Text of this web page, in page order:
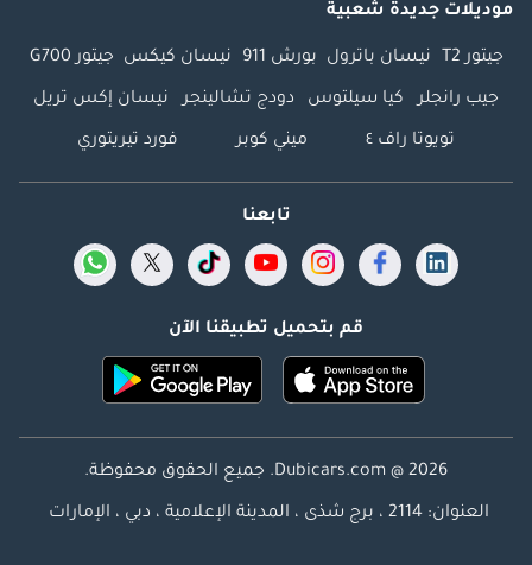
موديلات جديدة شعبية
جيتور T2 نيسان باترول بورش 911 نيسان كيكس جيتور G700
جيب رانجلر كيا سيلتوس دودج تشالينجر نيسان إكس تريل
تويوتا راف ٤ ميني كوبر فورد تيريتوري
تابعنا
قم بتحميل تطبيقنا الآن
Dubicars.com @ 2026. جميع الحقوق محفوظة.
العنوان: 2114 ، برج شذى ، المدينة الإعلامية ، دبي ، الإمارات